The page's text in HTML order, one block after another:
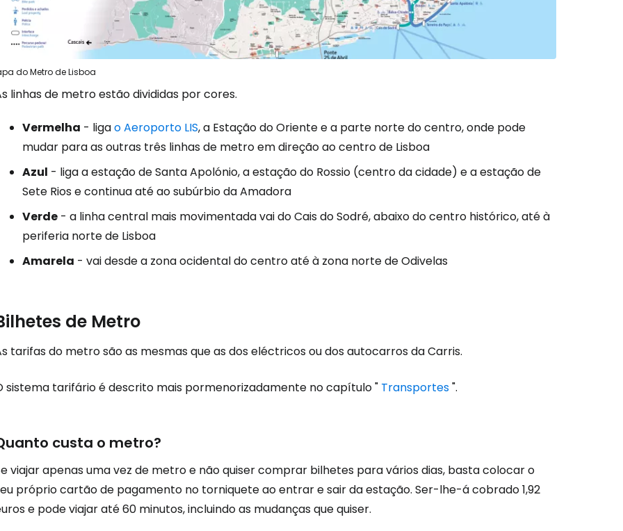
do Metro de Lisboa
linhas de metro estão divididas por cores.
Vermelha - ligao Aeroporto LIS, a Estação do Oriente e a parte norte do centro, onde pode
mudar para as outras três linhas de metro em direção ao centro de Lisboa
Azul - liga a estação de Santa Apolónio, a estação do Rossio (centro da cidade) e a estação de
Sete Rios e continua até ao subúrbio da Amadora
Verde - a linha central mais movimentada vai do Cais do Sodré, abaixo do centro histórico, até à
periferia norte de Lisboa
Amarela - vai desde a zona ocidental do centro até à zona norte de Odivelas
de Metro
tarifas do metro são as mesmas que as dos eléctricos ou dos autocarros da Carris.
sistema tarifário é descrito mais pormenorizadamente no capítulo " Transportes".
custa o metro?
viajar apenas uma vez de metro e não quiser comprar bilhetes para vários dias, basta colocar o
próprio cartão de pagamento no torniquete ao entrar e sair da estação. Ser-lhe-á cobrado 1,92
e pode viajar até 60 minutos, incluindo as mudanças que quiser.
Iniciar sessão no Cestee
... a comunidade mundial de viajantes
Continuar com o Facebook
Continuar com o correio eletrónico